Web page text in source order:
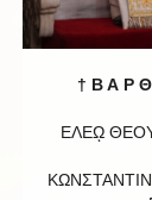
† Β Α Ρ
ΕΛΕῼ